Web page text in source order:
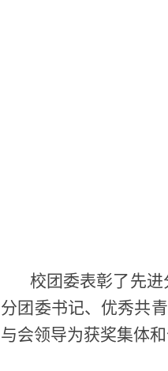
校团委表彰了先
分团委书记、优秀共
与会领导为获奖集体和